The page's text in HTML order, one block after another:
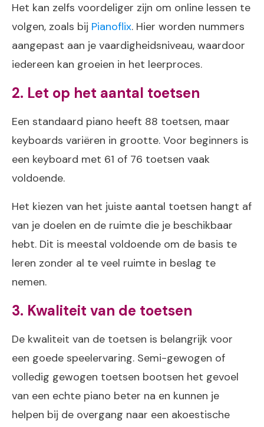
Het kan zelfs voordeliger zijn om online lessen te
volgen, zoals bij Pianoflix. Hier worden nummers
aangepast aan je vaardigheidsniveau, waardoor
iedereen kan groeien in het leerproces.
2. Let op het aantal toetsen
Een standaard piano heeft 88 toetsen, maar
keyboards variëren in grootte. Voor beginners is
een keyboard met 61 of 76 toetsen vaak
voldoende.
Het kiezen van het juiste aantal toetsen hangt af
van je doelen en de ruimte die je beschikbaar
hebt. Dit is meestal voldoende om de basis te
leren zonder al te veel ruimte in beslag te
nemen.
3. Kwaliteit van de toetsen
De kwaliteit van de toetsen is belangrijk voor
een goede speelervaring. Semi-gewogen of
volledig gewogen toetsen bootsen het gevoel
van een echte piano beter na en kunnen je
helpen bij de overgang naar een akoestische